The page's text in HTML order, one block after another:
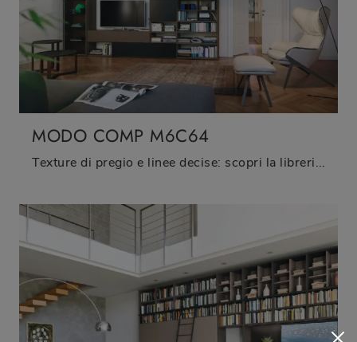
MODO COMP M6C64
Texture di pregio e linee decise: scopri la libreria Modo Comp M6C64 di Sangiacomo tra le più esclusive Librerie moderne a muro.